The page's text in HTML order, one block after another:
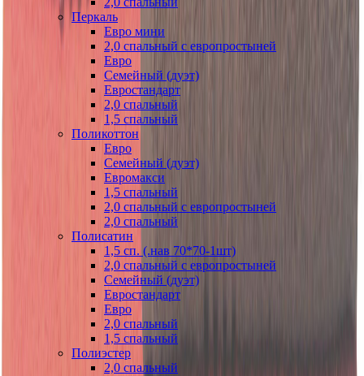
Перкаль
Евро мини
2,0 спальный с европростыней
Евро
Семейный (дуэт)
Евростандарт
2,0 спальный
1,5 спальный
Поликоттон
Евро
Семейный (дуэт)
Евромакси
1,5 спальный
2,0 спальный с европростыней
2,0 спальный
Полисатин
1,5 сп. (.нав 70*70-1шт)
2,0 спальный с европростыней
Семейный (дуэт)
Евростандарт
Евро
2,0 спальный
1,5 спальный
Полиэстер
2,0 спальный